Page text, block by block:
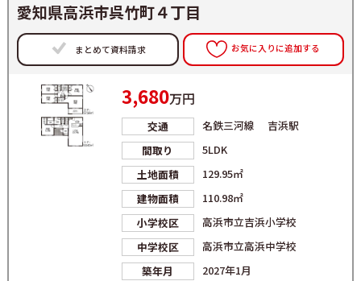
愛知県高浜市呉竹町４丁目
まとめて資料請求 お気に入りに追加する
3,680万円
交通
名鉄三河線 吉浜駅
間取り
5LDK
土地面積
129.95㎡
建物面積
110.98㎡
小学校区
高浜市立吉浜小学校
中学校区
高浜市立高浜中学校
築年月
2027年1月